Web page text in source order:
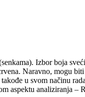
Izbor boja
Naravno, mogu
u svom načinu
aspektu analiziranja